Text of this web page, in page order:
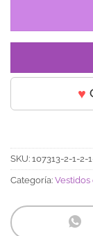
SKU: 107313-2-1-2-
Categoría: Vestidos